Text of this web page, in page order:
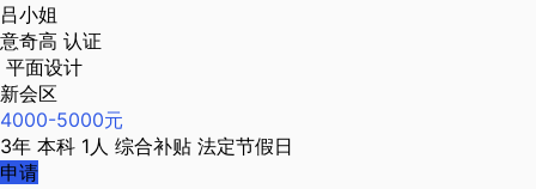
吕小姐
意奇高 认证
平面设计
新会区
4000-5000元
3年 本科 1人 综合补贴 法定节假日
申请